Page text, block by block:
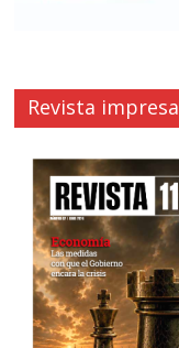
Revista impresa